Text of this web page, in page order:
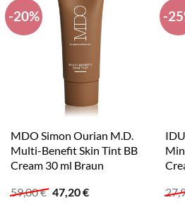
-20%
MDO Simon Ourian M.D.
Multi-Benefit Skin Tint BB
Cream 30 ml Braun
59,00€ Ursprünglicher
Preis
47,20€Aktueller
-